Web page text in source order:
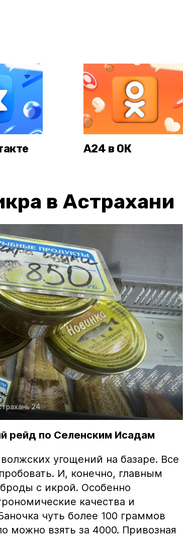
А24 в ОК
в Астрахани
24
рейд по Селенским Исадам
угощений на базаре. Все
И, конечно, главным
с икрой. Особенно
качества и
чуть более 100 граммов
можно взять за 4000. Привозная